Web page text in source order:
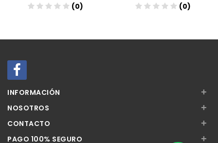
(0) (0)
INFORMACIÓN +
NOSOTROS +
CONTACTO +
PAGO 100% SEGURO +